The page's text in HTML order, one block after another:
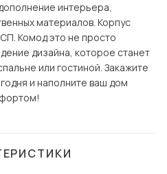
интерьера,
материалов. Корпус
Комод это не просто
дизайна, которое станет
или гостиной. Закажите
и наполните ваш дом